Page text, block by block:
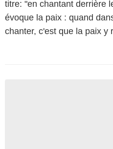
titre: "en chantant derrière
évoque la paix : quand
chanter, c'est que la paix y